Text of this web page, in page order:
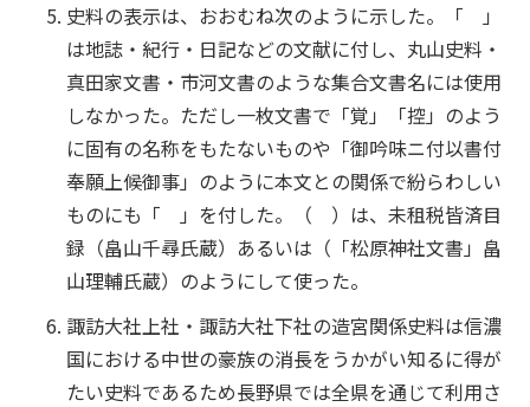
史料の表示は、おおむね次のように示した。「 」
は地誌・紀行・日記などの文献に付し、丸山史料・
真田家文書・市河文書のような集合文書名には使用
しなかった。ただし一枚文書で「覚」「控」のよう
に固有の名称をもたないものや「御吟味ニ付以書付
奉願上候御事」のように本文との関係で紛らわしい
ものにも「 」を付した。（ ）は、未租税皆済目
録（畠山千尋氏蔵）あるいは（「松原神社文書」畠
山理輔氏蔵）のようにして使った。
諏訪大社上社・諏訪大社下社の造宮関係史料は信濃
国における中世の豪族の消長をうかがい知るに得が
たい史料であるため長野県では全県を通じて利用さ